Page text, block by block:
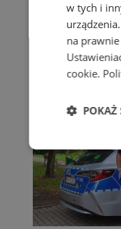
w tych i
na
cookie.
POKAŻ